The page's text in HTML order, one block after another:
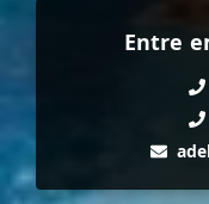
Entre